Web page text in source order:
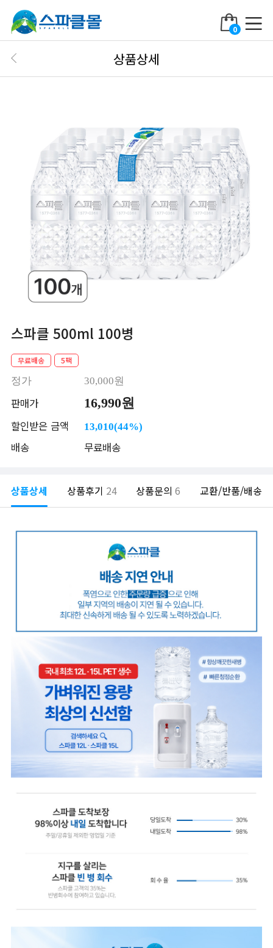
0
상품상세
스파클 500ml 100병
무료배송 5팩
정가 30,000원
판매가 16,990원
할인받은 금액 13,010(44%)
배송 무료배송
상품상세 상품후기 24 상품문의6 교환/반품/배송